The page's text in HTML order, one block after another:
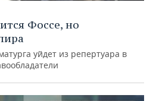
Фоссе, но
уйдет из репертуара в